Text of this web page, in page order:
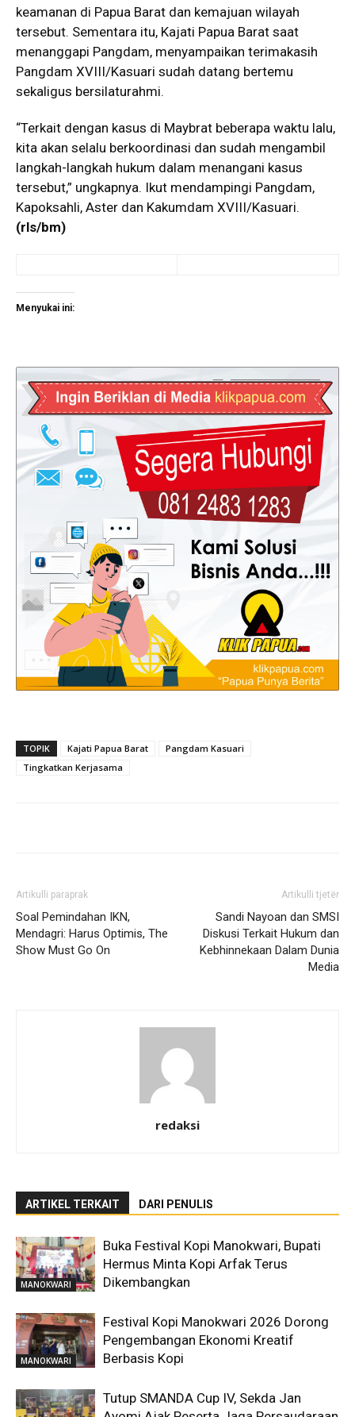
keamanan di Papua Barat dan kemajuan wilayah
tersebut. Sementara itu, Kajati Papua Barat saat
menanggapi Pangdam, menyampaikan terimakasih
Pangdam XVIII/Kasuari sudah datang bertemu
sekaligus bersilaturahmi.
“Terkait dengan kasus di Maybrat beberapa waktu lalu,
kita akan selalu berkoordinasi dan sudah mengambil
langkah-langkah hukum dalam menangani kasus
tersebut,” ungkapnya. Ikut mendampingi Pangdam,
Kapoksahli, Aster dan Kakumdam XVIII/Kasuari.
(rls/bm)
Menyukai ini:
TOPIK Kajati Papua Barat
Pangdam Kasuari
Tingkatkan Kerjasama
Artikulli paraprak
Soal Pemindahan IKN,
Mendagri: Harus Optimis, The
Show Must Go On
Artikulli tjetër
Sandi Nayoan dan SMSI
Diskusi Terkait Hukum dan
Kebhinnekaan Dalam Dunia
Media
redaksi
ARTIKEL TERKAIT DARI PENULIS
MANOKWARI
Buka Festival Kopi Manokwari, Bupati
Hermus Minta Kopi Arfak Terus
Dikembangkan
MANOKWARI
Festival Kopi Manokwari 2026 Dorong
Pengembangan Ekonomi Kreatif
Berbasis Kopi
Tutup SMANDA Cup IV, Sekda Jan